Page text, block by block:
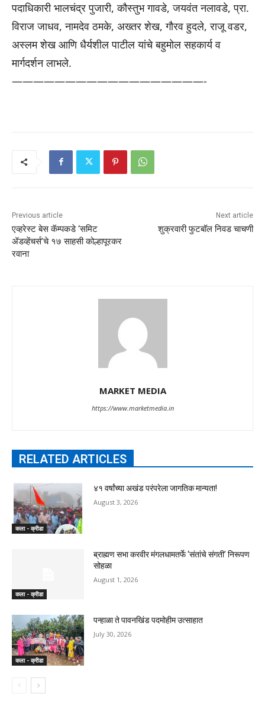
पदाधिकारी भालचंद्र पुजारी, कौस्तुभ गावडे, जयवंत नलावडे, प्रा.
विराज जाधव, नामदेव ठमके, अख्तर शेख, गौरव हुदले, राजू वडर,
अस्लम शेख आणि धैर्यशील पाटील यांचे बहुमोल सहकार्य व
मार्गदर्शन लाभले.
——————————————————-
Previous article
एव्हरेस्ट बेस कॅम्पकडे ‘समिट
ॲडव्हेंचर्स’चे १७ साहसी कोल्हापूरकर
रवाना
Next article
शुक्रवारी फुटबॉल निवड चाचणी
MARKET MEDIA
https://www.marketmedia.in
RELATED ARTICLES
कला - क्रीडा
४१ वर्षांच्या अखंड परंपरेला जागतिक मान्यता!
August 3, 2026
कला - क्रीडा
ब्राह्मण सभा करवीर मंगलधामतर्फे ‘संतांचे संगती’ निरूपण
सोहळा
August 1, 2026
कला - क्रीडा
पन्हाळा ते पावनखिंड पदमोहीम उत्साहात
July 30, 2026